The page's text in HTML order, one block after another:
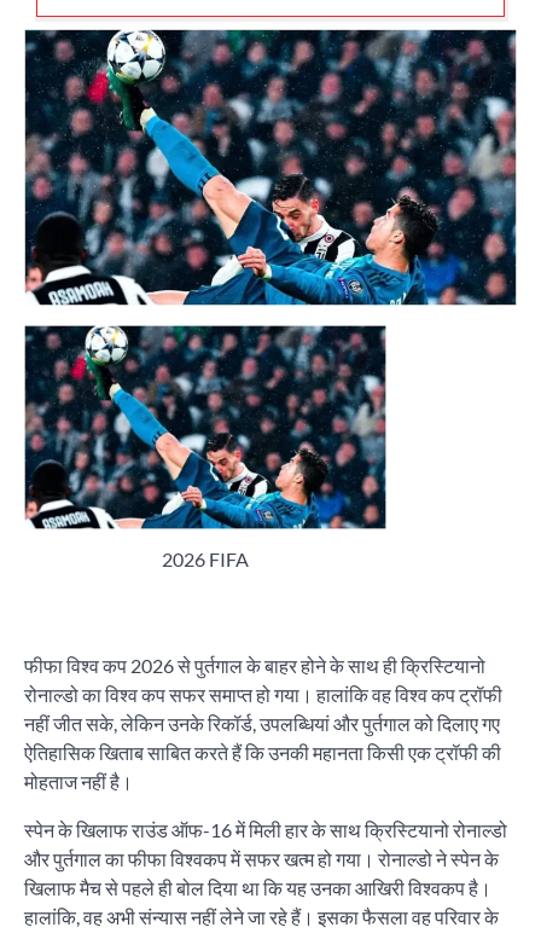
2026 FIFA
फीफा विश्व कप 2026 से पुर्तगाल के बाहर होने के साथ ही क्रिस्टियानो
रोनाल्डो का विश्व कप सफर समाप्त हो गया। हालांकि वह विश्व कप ट्रॉफी
नहीं जीत सके, लेकिन उनके रिकॉर्ड, उपलब्धियां और पुर्तगाल को दिलाए गए
ऐतिहासिक खिताब साबित करते हैं कि उनकी महानता किसी एक ट्रॉफी की
मोहताज नहीं है।
स्पेन के खिलाफ राउंड ऑफ-16 में मिली हार के साथ क्रिस्टियानो रोनाल्डो
और पुर्तगाल का फीफा विश्वकप में सफर खत्म हो गया। रोनाल्डो ने स्पेन के
खिलाफ मैच से पहले ही बोल दिया था कि यह उनका आखिरी विश्वकप है।
हालांकि, वह अभी संन्यास नहीं लेने जा रहे हैं। इसका फैसला वह परिवार के